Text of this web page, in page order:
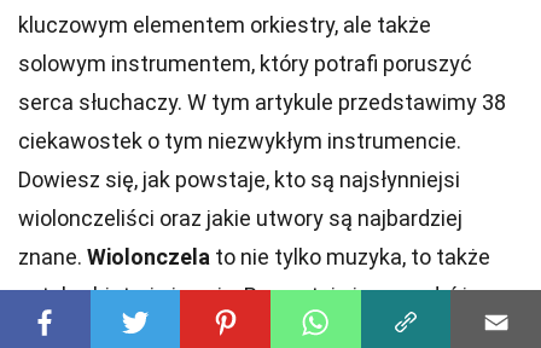
kluczowym elementem orkiestry, ale także
solowym instrumentem, który potrafi poruszyć
serca słuchaczy. W tym artykule przedstawimy 38
ciekawostek o tym niezwykłym instrumencie.
Dowiesz się, jak powstaje, kto są najsłynniejsi
wiolonczeliści oraz jakie utwory są najbardziej
znane. Wiolonczela to nie tylko muzyka, to także
sztuka, historia i pasja. Przygotuj się na podróż
przez świat dźwięków, które potrafią wzruszyć i